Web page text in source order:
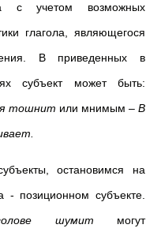
с учетом возможных
глагола, являющегося
В приведенных в
субъект может быть:
тошнит или мнимым – В
остановимся на
- позиционном субъекте.
шумит могут